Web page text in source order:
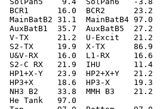
BCR1      16.0  BCR2      23.2
MainBatB2 31.1  MainBatB4 97.0
AuxBatB1  35.7  AuxBatB5  27.2
V-TX      21.2  U-Excit   21.2
S2-TX     19.9  X-TX      86.9
U&V-RX    16.0  L1-RX     16.6
S2-C RX   21.9  IHU
HP1+X-Y   23.9  HP2+X+Y
HP3+X     18.6  HP3-X     19.3
NH3 B2    33.8  MMH B3    21.2
He Tank   97.0